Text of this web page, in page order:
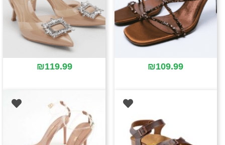
₪109.99
₪119.99